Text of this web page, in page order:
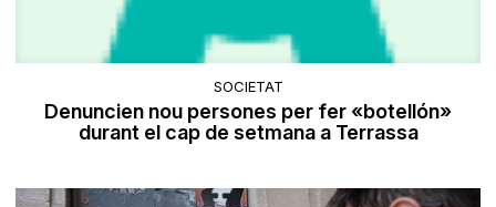
SOCIETAT
Denuncien nou persones per fer «botellón»
durant el cap de setmana a Terrassa